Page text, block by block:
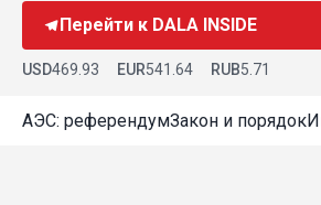
Перейти к DALA INSIDE
USD469.93 EUR541.64 RUB5.71
АЭС: референдумЗакон и порядок